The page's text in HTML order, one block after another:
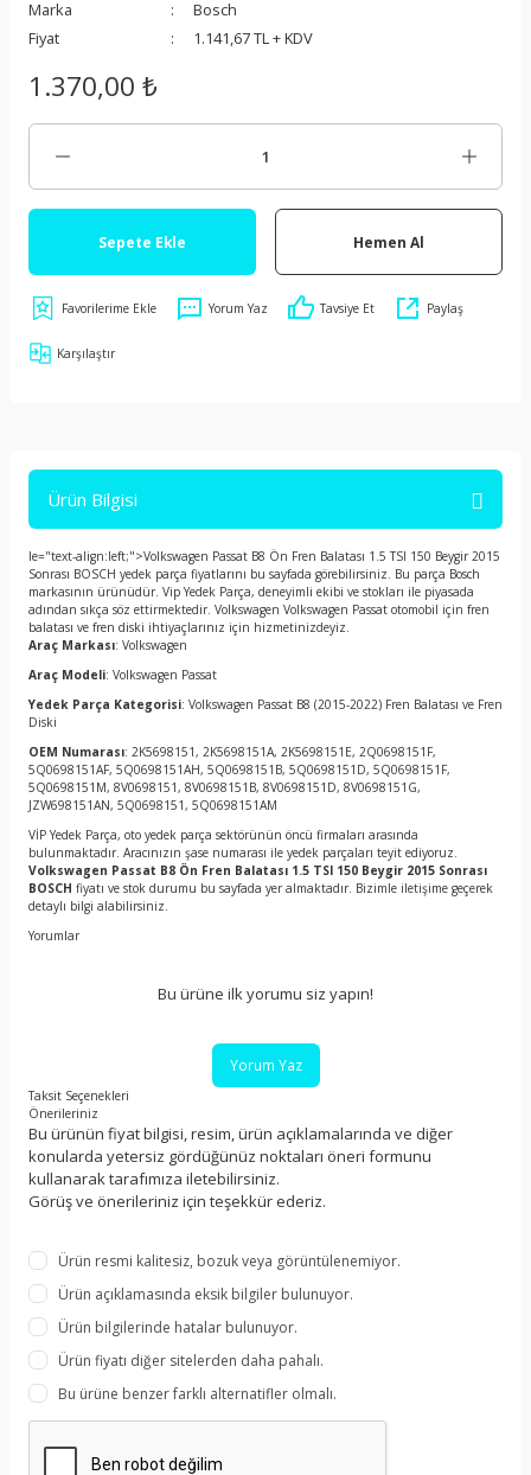
Marka
Bosch
Fiyat
1.141,67 TL + KDV
1.370,00 ₺
Sepete Ekle Hemen Al
Yorum Yaz Tavsiye Et Paylaş
Karşılaştır
Ürün Bilgisi
le="text-align:left;">Volkswagen Passat B8 Ön Fren Balatası 1.5 TSI 150 Beygir 2015
Sonrası BOSCH yedek parça fiyatlarını bu sayfada görebilirsiniz. Bu parça Bosch
markasının ürünüdür. Vip Yedek Parça, deneyimli ekibi ve stokları ile piyasada
adından sıkça söz ettirmektedir. Volkswagen Volkswagen Passat otomobil için fren
balatası ve fren diski ihtiyaçlarınız için hizmetinizdeyiz.
Araç Markası: Volkswagen
Araç Modeli: Volkswagen Passat
Yedek Parça Kategorisi: Volkswagen Passat B8 (2015-2022) Fren Balatası ve Fren
Diski
OEM Numarası: 2K5698151, 2K5698151A, 2K5698151E, 2Q0698151F,
5Q0698151AF, 5Q0698151AH, 5Q0698151B, 5Q0698151D, 5Q0698151F,
5Q0698151M, 8V0698151, 8V0698151B, 8V0698151D, 8V0698151G,
JZW698151AN, 5Q0698151, 5Q0698151AM
VİP Yedek Parça, oto yedek parça sektörünün öncü firmaları arasında
bulunmaktadır. Aracınızın şase numarası ile yedek parçaları teyit ediyoruz.
Volkswagen Passat B8 Ön Fren Balatası 1.5 TSI 150 Beygir 2015 Sonrası
BOSCH fiyatı ve stok durumu bu sayfada yer almaktadır. Bizimle iletişime geçerek
detaylı bilgi alabilirsiniz.
Yorumlar
Bu ürüne ilk yorumu siz yapın!
Yorum Yaz
Taksit Seçenekleri
Önerileriniz
Bu ürünün fiyat bilgisi, resim, ürün açıklamalarında ve diğer
konularda yetersiz gördüğünüz noktaları öneri formunu
kullanarak tarafımıza iletebilirsiniz.
Görüş ve önerileriniz için teşekkür ederiz.
Ürün resmi kalitesiz, bozuk veya görüntülenemiyor.
Ürün açıklamasında eksik bilgiler bulunuyor.
Ürün bilgilerinde hatalar bulunuyor.
Ürün fiyatı diğer sitelerden daha pahalı.
Bu ürüne benzer farklı alternatifler olmalı.